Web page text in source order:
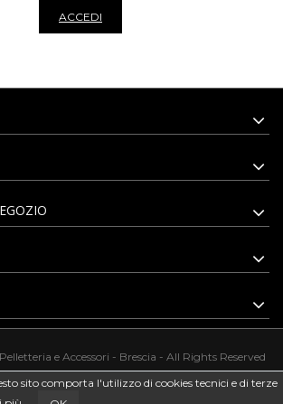
ACCEDI
sito comporta l'utilizzo di cookies tecnici e di terze
e Accessori - Brescia - All Rights Reserved